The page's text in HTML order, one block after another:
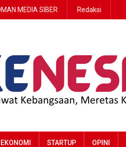
MEDIA SIBER Redaksi
EKONOMI STARTUP OPINI